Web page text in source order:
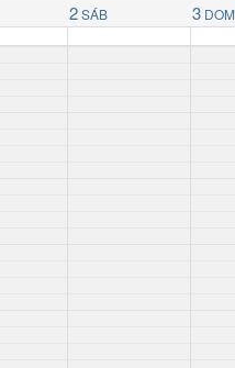
2 SÁB 3 DOM